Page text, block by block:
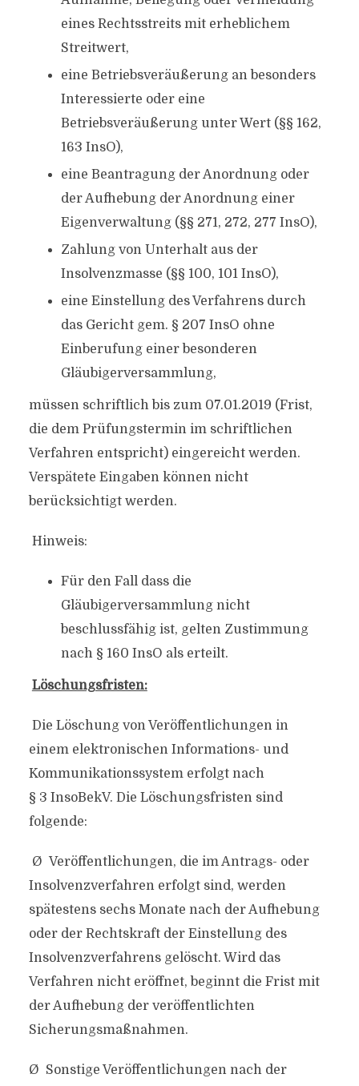
eines Rechtsstreits mit erheblichem
Streitwert,
eine Betriebsveräußerung an besonders
Interessierte oder eine
Betriebsveräußerung unter Wert (§§ 162,
163 InsO),
eine Beantragung der Anordnung oder
der Aufhebung der Anordnung einer
Eigenverwaltung (§§ 271, 272, 277 InsO),
Zahlung von Unterhalt aus der
Insolvenzmasse (§§ 100, 101 InsO),
eine Einstellung des Verfahrens durch
das Gericht gem. § 207 InsO ohne
Einberufung einer besonderen
Gläubigerversammlung,
müssen schriftlich bis zum 07.01.2019 (Frist,
die dem Prüfungstermin im schriftlichen
Verfahren entspricht) eingereicht werden.
Verspätete Eingaben können nicht
berücksichtigt werden.
Hinweis:
Für den Fall dass die
Gläubigerversammlung nicht
beschlussfähig ist, gelten Zustimmung
nach § 160 InsO als erteilt.
Löschungsfristen:
Die Löschung von Veröffentlichungen in
einem elektronischen Informations- und
Kommunikationssystem erfolgt nach
§ 3 InsoBekV. Die Löschungsfristen sind
folgende:
Ø Veröffentlichungen, die im Antrags- oder
Insolvenzverfahren erfolgt sind, werden
spätestens sechs Monate nach der Aufhebung
oder der Rechtskraft der Einstellung des
Insolvenzverfahrens gelöscht. Wird das
Verfahren nicht eröffnet, beginnt die Frist mit
der Aufhebung der veröffentlichten
Sicherungsmaßnahmen.
Ø Sonstige Veröffentlichungen nach der